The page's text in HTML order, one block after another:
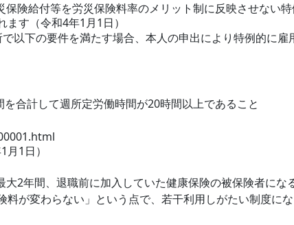
険給付等を労災保険料率のメリット制に反映させない特
す（令和4年1月1日）
以下の要件を満たす場合、本人の申出により特例的に雇
合計して週所定労働時間が20時間以上であること
1日）
2年間、退職前に加入していた健康保険の被保険者にな
が変わらない」という点で、若干利用しがたい制度にな